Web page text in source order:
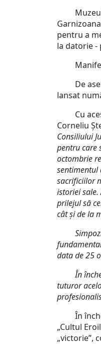
Muzeul
pentru a
la datorie -
De
lansat
Cu acest
Corneliu
Consiliului
pentru care
octombrie
sacrificiilor
istoriei sale.
prilejul să
cât și de la
data de 25
În
tuturor
În
„Cultul
„victorie”,